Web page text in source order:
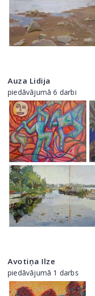
Auza Lidija
piedāvājumā 6 darbi
Avotiņa Ilze
piedāvājumā 1 darbs